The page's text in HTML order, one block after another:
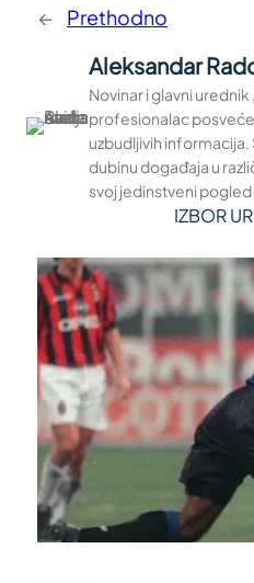
← Prethodno
Aleksandar
Novinar i glavni
profesionalac
uzbudljivih
dubinu događaja u
svoj jedinstveni
IZBOR